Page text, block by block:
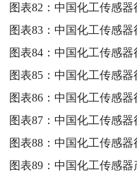
图表82：中国化工传感器
图表83：中国化工传感器
图表84：中国化工传感
图表85：中国化工传感器
图表86：中国化工传感
图表87：中国化工传感
图表88：中国化工传感器
图表89：中国化工传感器